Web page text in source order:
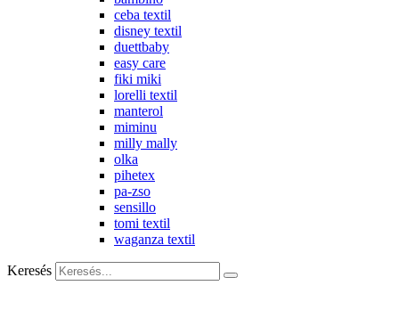
ceba textil
disney textil
duettbaby
easy care
fiki miki
lorelli textil
manterol
miminu
milly mally
olka
pihetex
pa-zso
sensillo
tomi textil
waganza textil
Keresés